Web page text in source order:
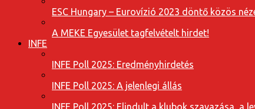
ESC Hungary – Eurovízió 2023 döntő közös
A MEKE Egyesület tagfelvételt hirdet!
INFE
INFE Poll 2025: Eredményhirdetés
INFE Poll 2025: A jelenlegi állás
INFE Poll 2025: Elindult a klubok szavazása, a